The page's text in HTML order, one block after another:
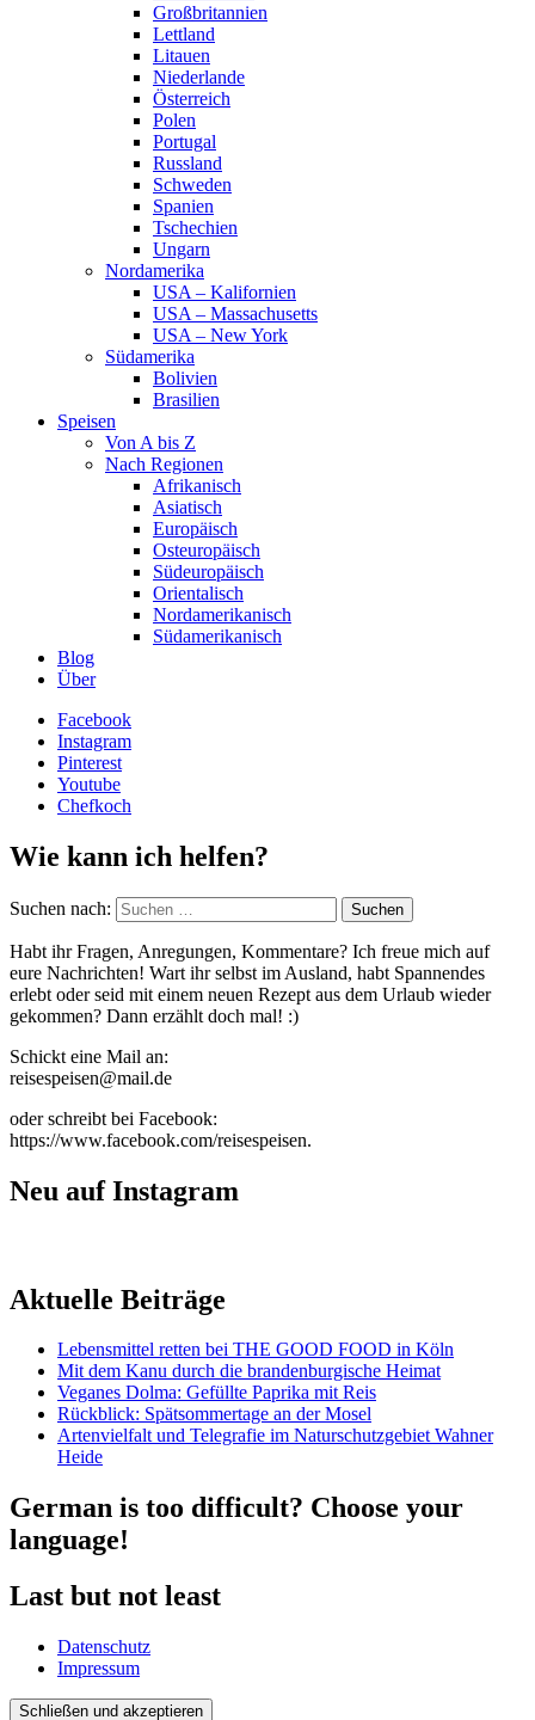
Großbritannien
Lettland
Litauen
Niederlande
Österreich
Polen
Portugal
Russland
Schweden
Spanien
Tschechien
Ungarn
Nordamerika
USA – Kalifornien
USA – Massachusetts
USA – New York
Südamerika
Bolivien
Brasilien
Speisen
Von A bis Z
Nach Regionen
Afrikanisch
Asiatisch
Europäisch
Osteuropäisch
Südeuropäisch
Orientalisch
Nordamerikanisch
Südamerikanisch
Blog
Über
Facebook
Instagram
Pinterest
Youtube
Chefkoch
Wie kann ich helfen?
Suchen nach:
Habt ihr Fragen, Anregungen, Kommentare? Ich freue mich auf
eure Nachrichten! Wart ihr selbst im Ausland, habt Spannendes
erlebt oder seid mit einem neuen Rezept aus dem Urlaub wieder
gekommen? Dann erzählt doch mal! :)
Schickt eine Mail an:
reisespeisen@mail.de
oder schreibt bei Facebook:
https://www.facebook.com/reisespeisen.
Neu auf Instagram
Aktuelle Beiträge
Lebensmittel retten bei THE GOOD FOOD in Köln
Mit dem Kanu durch die brandenburgische Heimat
Veganes Dolma: Gefüllte Paprika mit Reis
Rückblick: Spätsommertage an der Mosel
Artenvielfalt und Telegrafie im Naturschutzgebiet Wahner
Heide
German is too difficult? Choose your
language!
Last but not least
Datenschutz
Impressum